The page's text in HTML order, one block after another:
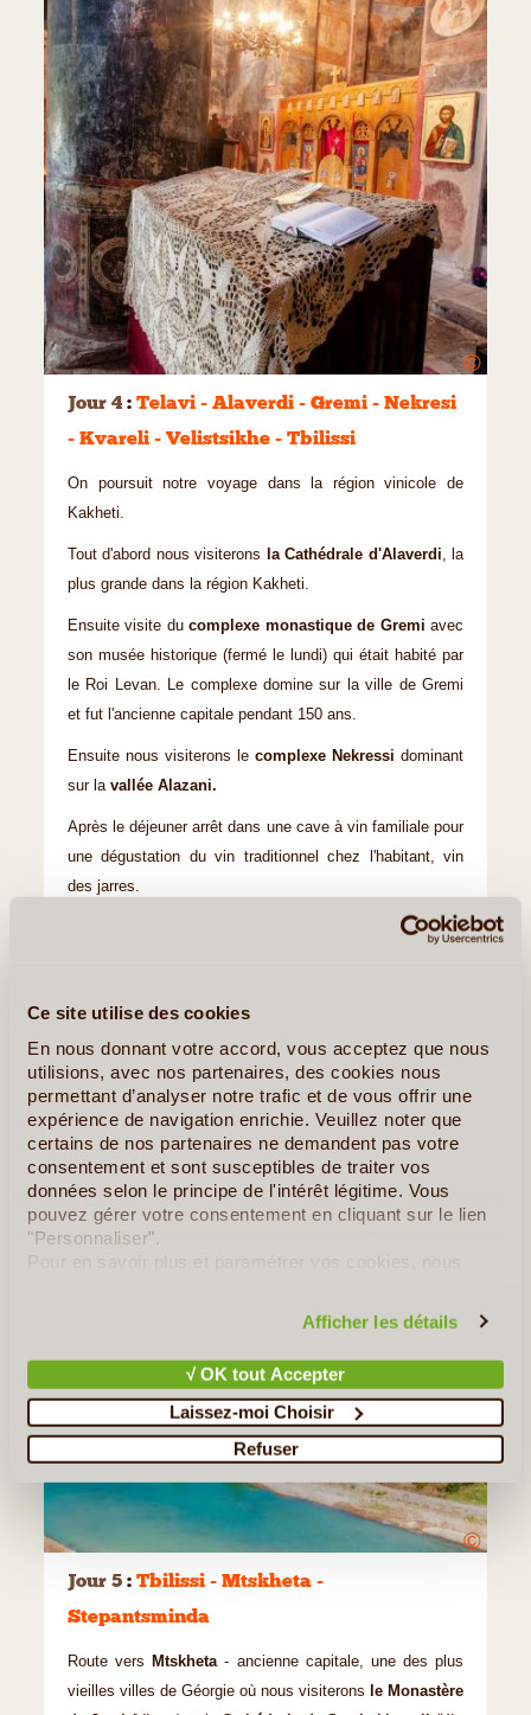
Ce site utilise des cookies
En nous donnant votre accord, vous acceptez que nous
utilisions, avec nos partenaires, des cookies nous
permettant d’analyser notre trafic et de vous offrir une
expérience de navigation enrichie. Veuillez noter que
certains de nos partenaires ne demandent pas votre
consentement et sont susceptibles de traiter vos
données selon le principe de l'intérêt légitime. Vous
pouvez gérer votre consentement en cliquant sur le lien
"Personnaliser".
Pour en savoir plus et paramétrer vos cookies, nous
Afficher les détails
√ OK tout Accepter
Laissez-moi Choisir
Refuser
©
Jour 4 : Telavi - Alaverdi - Gremi - Nekresi
- Kvareli - Velistsikhe - Tbilissi
On poursuit notre voyage dans la région vinicole de
Kakheti.
Tout d'abord nous visiterons la Cathédrale d'Alaverdi, la
plus grande dans la région Kakheti.
Ensuite visite ducomplexe monastique de Gremi avec
son musée historique (fermé le lundi) qui était habité par
le Roi Levan. Le complexe domine sur la ville de Gremi
et fut l'ancienne capitale pendant 150 ans.
Ensuite nous visiterons le complexe Nekressi dominant
sur la vallée Alazani.
Après le déjeuner arrêt dans une cave à vin familiale pour
une dégustation du vin traditionnel chez l'habitant, vin
des jarres.
Petit-Déjeuner, Déjeuner, Dîner
©
Jour 5 : Tbilissi - Mtskheta -
Stepantsminda
Route vers Mtskheta- ancienne capitale, une des plus
vieilles villes de Géorgie où nous visiterons le Monastère